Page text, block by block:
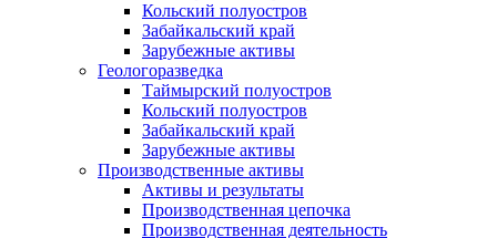
Кольский полуостров
Забайкальский край
Зарубежные активы
Геологоразведка
Таймырский полуостров
Кольский полуостров
Забайкальский край
Зарубежные активы
Производственные активы
Активы и результаты
Производственная цепочка
Производственная деятельность